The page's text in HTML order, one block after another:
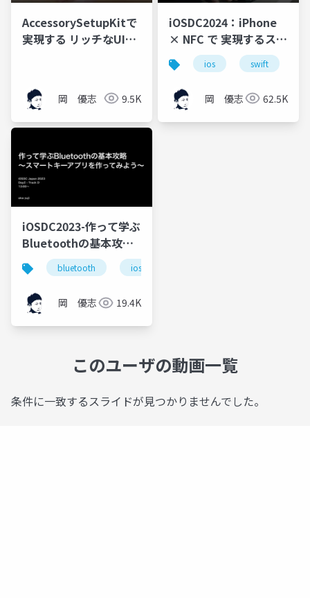
AccessorySetupKitで
実現する リッチなUIと
岡 優志 9.5K
iOSDC2024：iPhone
× NFC で 実現するスマ
ートキーの開発方法
ios swift
岡 優志 62.5K
iOSDC2023-作って学ぶ
Bluetoothの基本攻略
〜スマートキーアプリ
を作ってみよう〜
bluetooth ios
岡 優志 19.4K
このユーザの動画一覧
条件に一致するスライドが見つかりませんでした。